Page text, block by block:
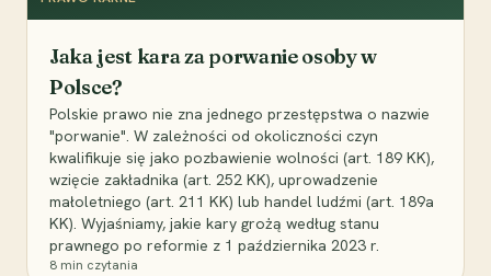
Jaka jest kara za porwanie osoby w
Polsce?
Polskie prawo nie zna jednego przestępstwa o nazwie
"porwanie". W zależności od okoliczności czyn
kwalifikuje się jako pozbawienie wolności (art. 189 KK),
wzięcie zakładnika (art. 252 KK), uprowadzenie
małoletniego (art. 211 KK) lub handel ludźmi (art. 189a
KK). Wyjaśniamy, jakie kary grożą według stanu
prawnego po reformie z 1 października 2023 r.
8 min czytania